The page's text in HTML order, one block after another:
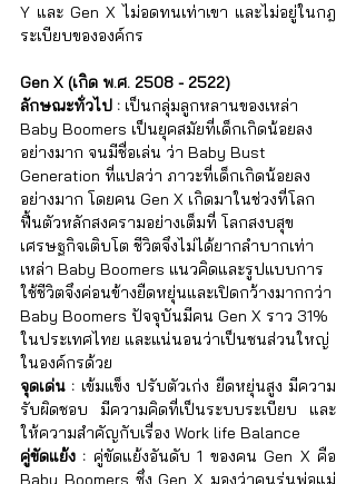
Y และ Gen X ไม่อดทนเท่าเขา และไม่อยู่ในกฎ
ระเบียบขององค์กร
Gen X (เกิด พ.ศ. 2508 - 2522)
ลักษณะทั่วไป : เป็นกลุ่มลูกหลานของเหล่า
Baby Boomers เป็นยุคสมัยที่เด็กเกิดน้อยลง
อย่างมาก จนมีชื่อเล่น ว่า Baby Bust
Generation ที่แปลว่า ภาวะที่เด็กเกิดน้อยลง
อย่างมาก โดยคน Gen X เกิดมาในช่วงที่โลก
ฟื้นตัวหลักสงครามอย่างเต็มที่ โลกสงบสุข
เศรษฐกิจเติบโต ชีวิตจึงไม่ได้ยากลำบากเท่า
เหล่า Baby Boomers แนวคิดและรูปแบบการ
ใช้ชีวิตจึงค่อนข้างยืดหยุ่นและเปิดกว้างมากกว่า
Baby Boomers ปัจจุบันมีคน Gen X ราว 31%
ในประเทศไทย และแน่นอนว่าเป็นชนส่วนใหญ่
ในองค์กรด้วย
จุดเด่น : เข้มแข็ง ปรับตัวเก่ง ยืดหยุ่นสูง มีความ
รับผิดชอบ มีความคิดที่เป็นระบบระเบียบ และ
ให้ความสำคัญกับเรื่อง Work life Balance
คู่ขัดแย้ง : คู่ขัดแย้งอันดับ 1 ของคน Gen X คือ
Baby Boomers ซึ่ง Gen X มองว่าคนรุ่นพ่อแม่